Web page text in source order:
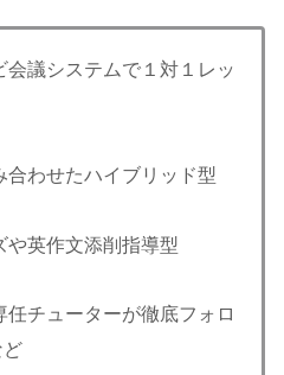
議システムで１対１レッ
わせたハイブリッド型
英作文添削指導型
チューターが徹底フォロ